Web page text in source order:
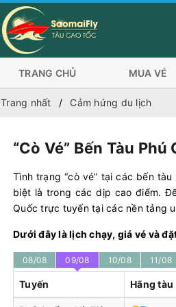
Hành khách có nhu cầu đi Côn
TRANG CHỦ MUA VÉ
Trang nhất Cảm hứng du lịch
“Cò Vé” Bến Tàu
Tình trạng “cò vé” tại các bến
biệt là trong các dịp cao điểm.
Quốc trực tuyến tại các nền tảng
Dưới đây là lịch chạy, giá vé và
08/08 09/08 10/08 11/08
Tuyến Hãng tàu